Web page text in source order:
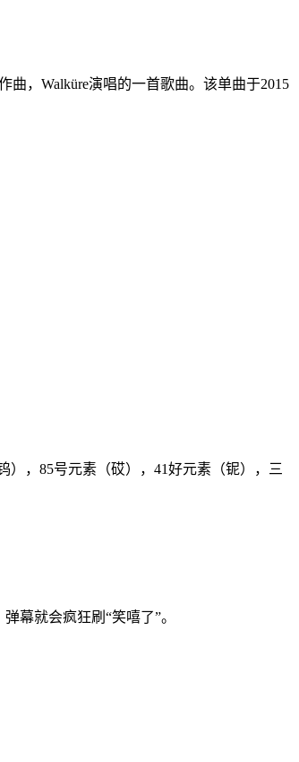
，Walküre演唱的一首歌曲。该单曲于2015
），85号元素（砹），41好元素（铌），三
幕就会疯狂刷“笑嘻了”。